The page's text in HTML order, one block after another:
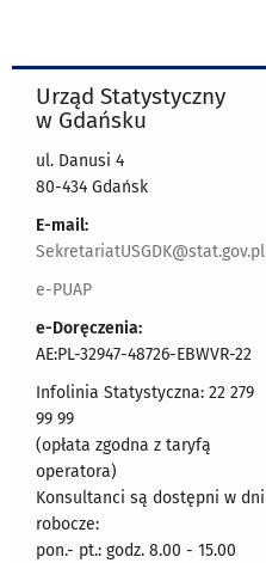
Urząd Statystyczny
w Gdańsku
ul. Danusi 4
80-434 Gdańsk
E-mail:
SekretariatUSGDK@stat.gov.pl
e-PUAP
e-Doręczenia:
AE:PL-32947-48726-EBWVR-22
Infolinia Statystyczna: 22 279
99 99
(opłata zgodna z taryfą
operatora)
Konsultanci są dostępni w dni
robocze:
pon.- pt.: godz. 8.00 - 15.00